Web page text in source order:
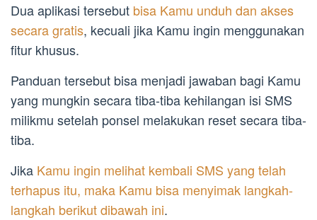
Dua aplikasi tersebut bisa Kamu unduh dan akses
secara gratis, kecuali jika Kamu ingin menggunakan
fitur khusus.
Panduan tersebut bisa menjadi jawaban bagi Kamu
yang mungkin secara tiba-tiba kehilangan isi SMS
milikmu setelah ponsel melakukan reset secara tiba-
tiba.
Jika Kamu ingin melihat kembali SMS yang telah
terhapus itu, maka Kamu bisa menyimak langkah-
langkah berikut dibawah ini.